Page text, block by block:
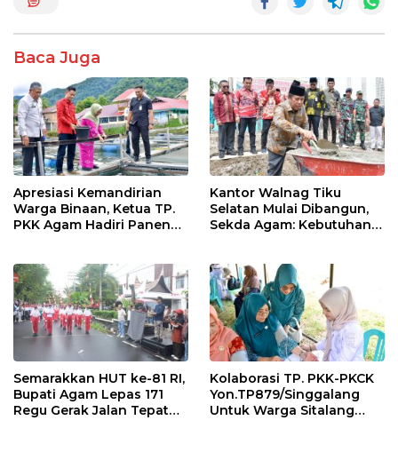
o
k
p
p
Baca Juga
Apresiasi Kemandirian
Warga Binaan, Ketua TP.
PKK Agam Hadiri Panen
Kantor Walnag Tiku
Selatan Mulai Dibangun,
Sekda Agam: Kebutuhan
Semarakkan HUT ke-81 RI,
Bupati Agam Lepas 171
Regu Gerak Jalan Tepat
Kolaborasi TP. PKK-PKCK
Yon.TP879/Singgalang
Untuk Warga Sitalang